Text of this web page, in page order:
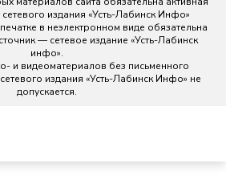
сетевого издания «Усть-Лабинск Инфо»
в неэлектронном виде обязательна
— сетевое издание «Усть-Лабинск
инфо».
и видеоматериалов без письменного
издания «Усть-Лабинск Инфо» не
допускается.